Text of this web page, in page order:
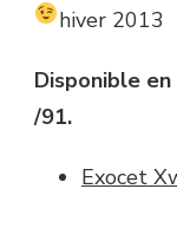
hiver 2013
Disponible
/91.
Exocet